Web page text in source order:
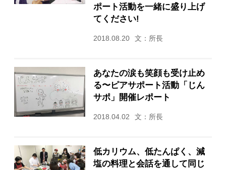
ポート活動を一緒に盛り上げ
てください!
2018.08.20 文：所長
あなたの涙も笑顔も受け止め
る〜ピアサポート活動「じん
サポ」開催レポート
2018.04.02 文：所長
低カリウム、低たんぱく、減
塩の料理と会話を通して同じ